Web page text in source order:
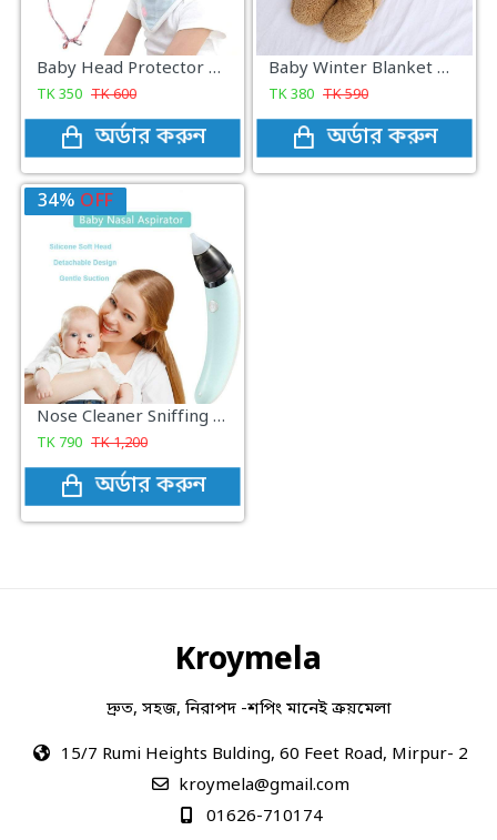
Baby Head Protector Cap Child Walking Safety
TK350 TK600
অর্ডার করুন
Baby Winter Blanket Winter Protection Worm Baby Care Blanket For ( 0-1year Babies )
TK380 TK590
অর্ডার করুন
34% OFF
Nose Cleaner Sniffing Equipment for Children
TK 790 TK1,200
অর্ডার করুন
Kroymela
দ্রুত, সহজ, নিরাপদ -শপিং মানেই ক্রয়মেলা
15/7 Rumi Heights Bulding, 60 Feet Road, Mirpur- 2
kroymela@gmail.com
01626-710174